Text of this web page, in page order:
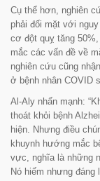
Cụ thể hơn, nghiên
phải đối mặt với
cơ đột quỵ tăng
mắc các vấn đề về
nghiên cứu cũng
ở ​​bệnh nhân COVID
Al-Aly nhấn mạnh:
thoát khỏi bệnh
hiện. Nhưng điều
khuynh hướng mắc
vực, nghĩa là những
Nó hiếm nhưng đáng